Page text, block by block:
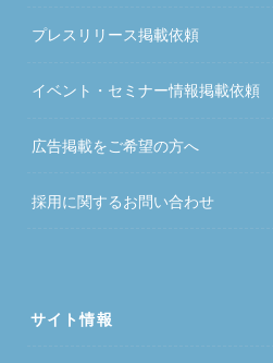
プレスリリース掲載依頼
イベント・セミナー情報掲載依頼
広告掲載をご希望の方へ
採用に関するお問い合わせ
サイト情報